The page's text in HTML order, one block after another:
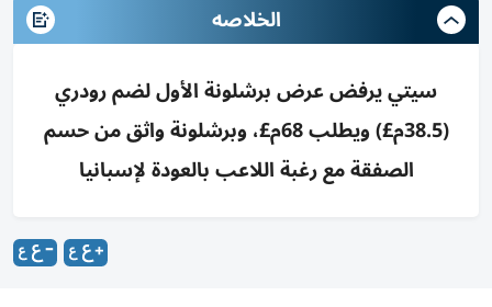
الخلاصه
سيتي يرفض عرض برشلونة الأول لضم رودري
(38.5م£) ويطلب 68م£، وبرشلونة واثق من حسم
الصفقة مع رغبة اللاعب بالعودة لإسبانيا